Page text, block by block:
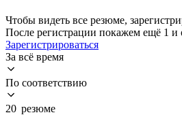
Чтобы видеть все резюме,
После регистрации покажем ещё 1 и
Зарегистрироваться
За всё время
По соответствию
20 резюме